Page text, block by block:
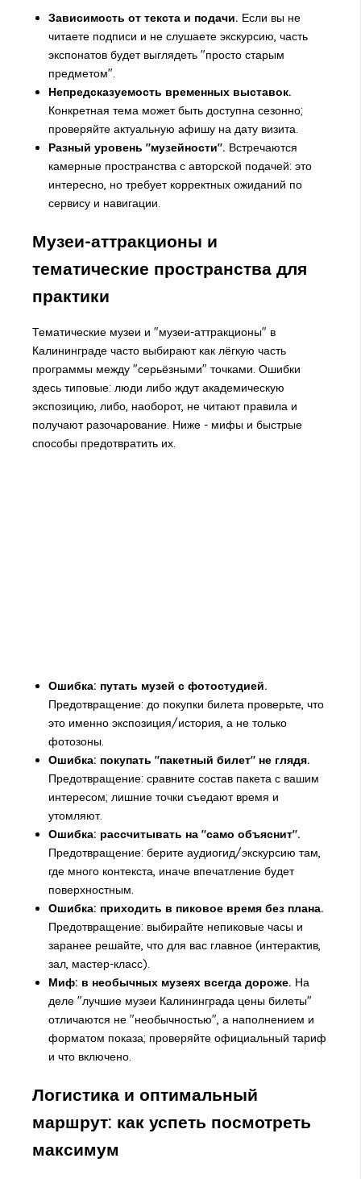
Зависимость от текста и подачи. Если вы не
читаете подписи и не слушаете экскурсию, часть
экспонатов будет выглядеть "просто старым
предметом".
Непредсказуемость временных выставок.
Конкретная тема может быть доступна сезонно;
проверяйте актуальную афишу на дату визита.
Разный уровень "музейности". Встречаются
камерные пространства с авторской подачей: это
интересно, но требует корректных ожиданий по
сервису и навигации.
Музеи-аттракционы и
тематические пространства для
практики
Тематические музеи и "музеи-аттракционы" в
Калининграде часто выбирают как лёгкую часть
программы между "серьёзными" точками. Ошибки
здесь типовые: люди либо ждут академическую
экспозицию, либо, наоборот, не читают правила и
получают разочарование. Ниже - мифы и быстрые
способы предотвратить их.
Ошибка: путать музей с фотостудией.
Предотвращение: до покупки билета проверьте, что
это именно экспозиция/история, а не только
фотозоны.
Ошибка: покупать "пакетный билет" не глядя.
Предотвращение: сравните состав пакета с вашим
интересом; лишние точки съедают время и
утомляют.
Ошибка: рассчитывать на "само объяснит".
Предотвращение: берите аудиогид/экскурсию там,
где много контекста, иначе впечатление будет
поверхностным.
Ошибка: приходить в пиковое время без плана.
Предотвращение: выбирайте непиковые часы и
заранее решайте, что для вас главное (интерактив,
зал, мастер-класс).
Миф: в необычных музеях всегда дороже. На
деле "лучшие музеи Калининграда цены билеты"
отличаются не "необычностью", а наполнением и
форматом показа; проверяйте официальный тариф
и что включено.
Логистика и оптимальный
маршрут: как успеть посмотреть
максимум